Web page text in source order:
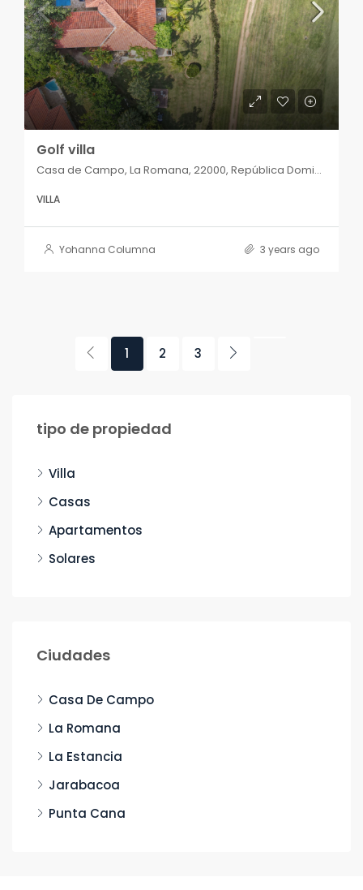
Golf villa
Casa de Campo, La Romana, 22000, República Dominicana
VILLA
Yohanna Columna 3 years ago
1 2 3
tipo de propiedad
Villa
Casas
Apartamentos
Solares
Ciudades
Casa De Campo
La Romana
La Estancia
Jarabacoa
Punta Cana